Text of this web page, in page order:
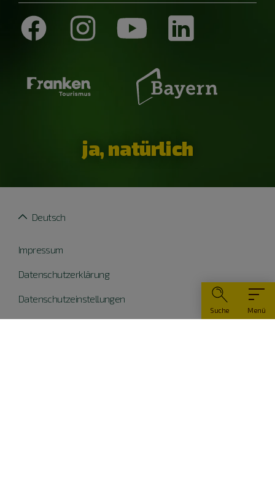
Menü
Suche
ja, natürlich
Impressum
Datenschutzerklärung
Datenschutzeinstellungen
Widerruf erklären
Deutsch